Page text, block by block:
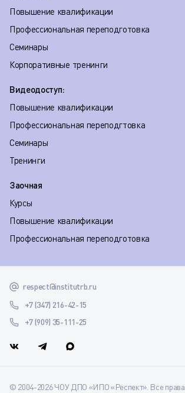
Повышение квалификации
Профессиональная переподготовка
Семинары
Корпоративные тренинги
Видеодоступ:
Повышение квалификации
Профессиональная переподгтовка
Семинары
Тренинги
Заочная
Курсы
Повышение квалификации
Профессиональная переподготовка
respect@institutrb.ru
+7 (347) 216-42-15
+7 (909) 35-111-25
© 2004-2026 ЧОУ ДПО «ИПО «Респект». Все